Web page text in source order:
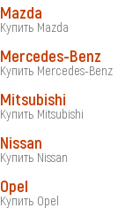
Mazda
Купить Mazda
Mercedes-Benz
Купить Mercedes-Benz
Mitsubishi
Купить Mitsubishi
Nissan
Купить Nissan
Opel
Купить Opel